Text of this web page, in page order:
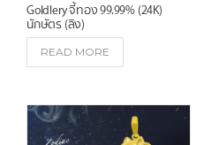
Goldlery จี้ทอง 99.99% (24K)
นักษัตร (ลิง)
READ MORE